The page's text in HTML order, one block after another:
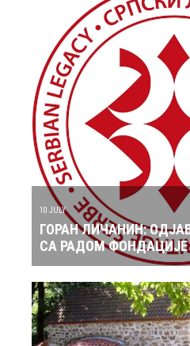
10 JULY
ГОРАН ЛИЧАНИН:
СА РАДОМ